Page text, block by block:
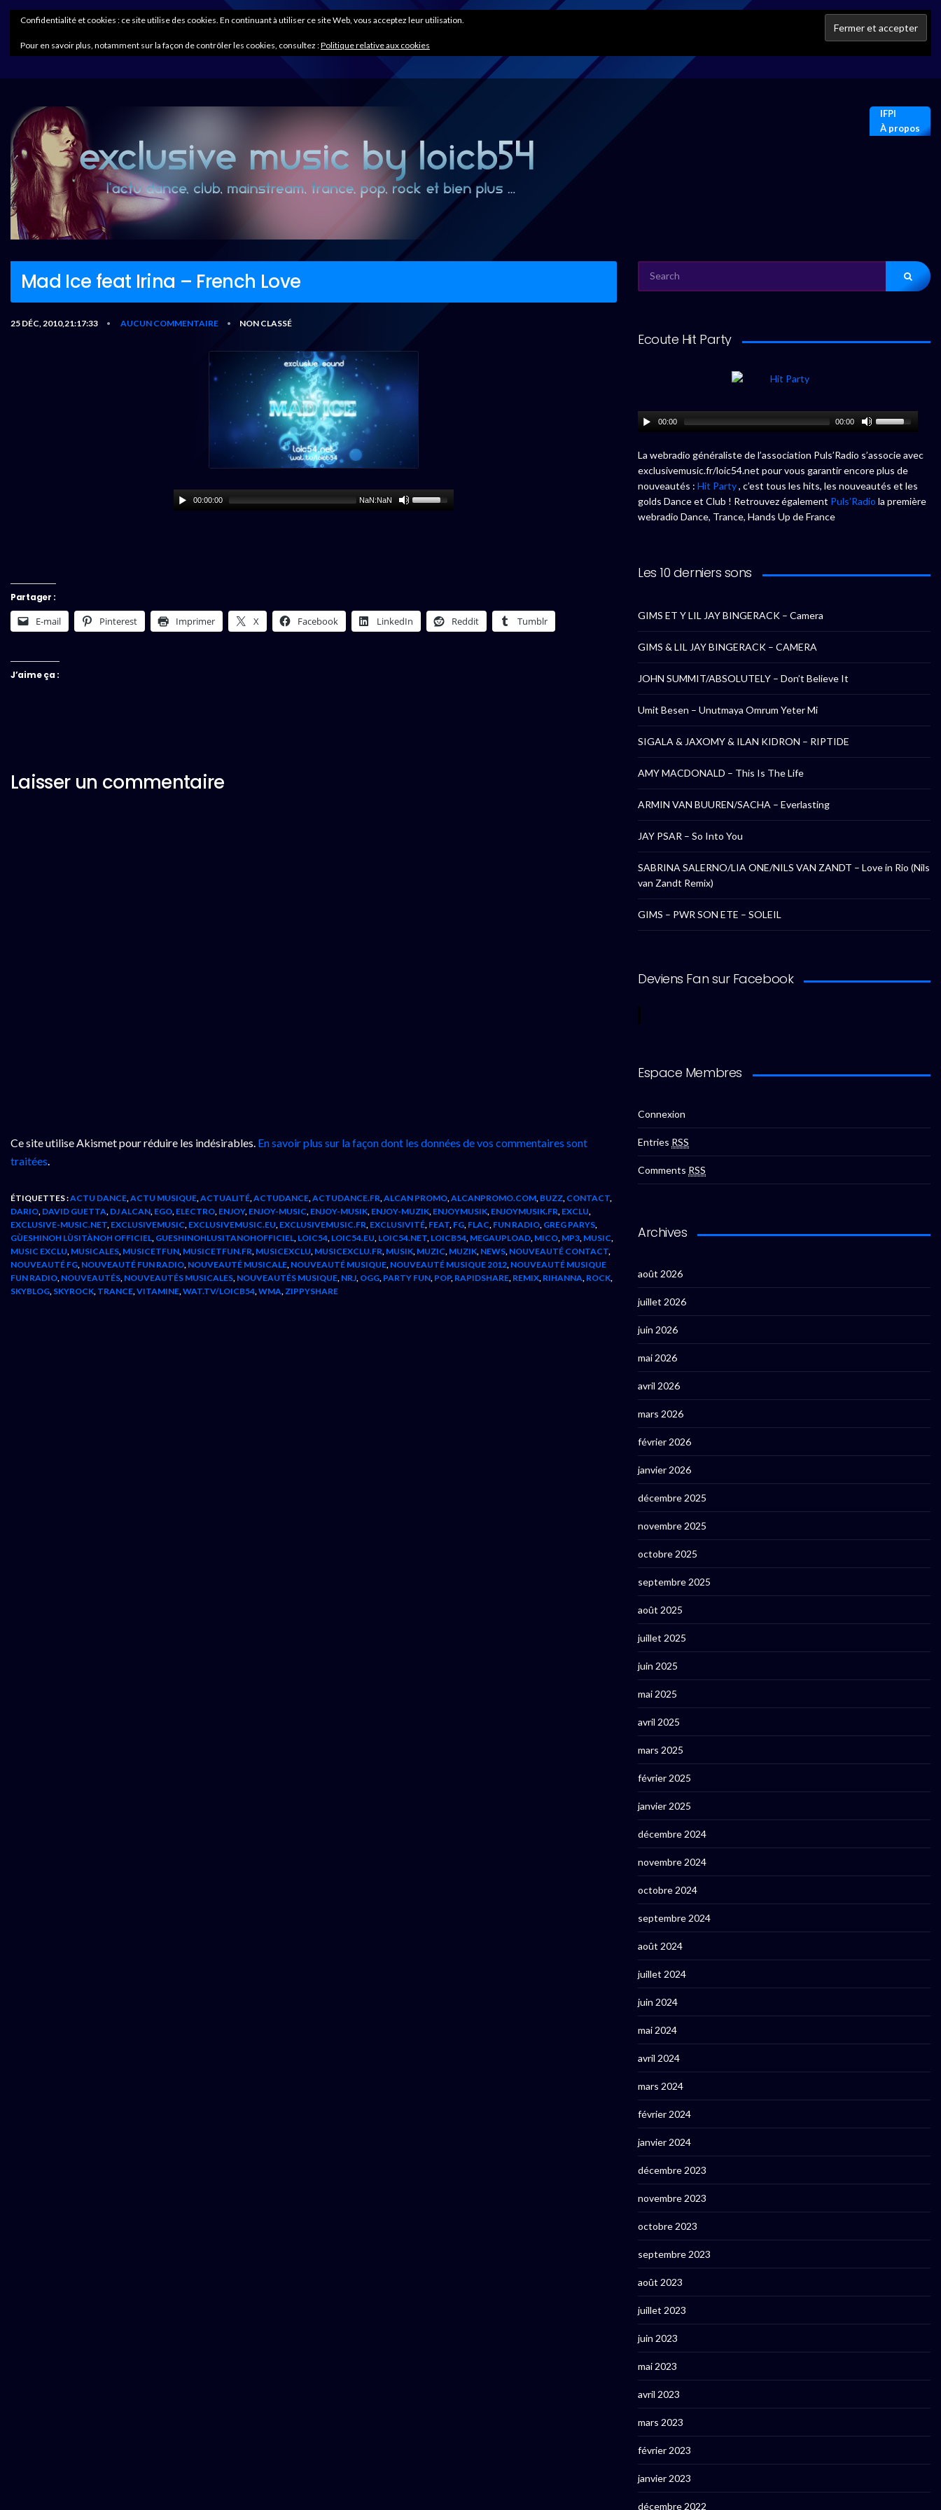
IFPI
À propos
Mad Ice feat Irina – French Love
25 DÉC, 2010,21:17:33 • AUCUN COMMENTAIRE • NON CLASSÉ
00:00:00 NaN:NaN
Partager :
E-mail Pinterest Imprimer X Facebook LinkedIn Reddit Tumblr
J’aime ça :
Laisser un commentaire
Ce site utilise Akismet pour réduire les indésirables. En savoir plus sur la façon dont les données de vos commentaires sont
traitées.
ÉTIQUETTES :ACTU DANCE ACTU MUSIQUE ACTUALITÉ ACTUDANCE ACTUDANCE.FR ALCAN PROMO ALCANPROMO.COM BUZZ CONTACT
DARIO DAVID GUETTA DJ ALCAN EGO ELECTRO ENJOY, ENJOY-MUSIC ENJOY-MUSIK ENJOY-MUZIK ENJOYMUSIK ENJOYMUSIK.FR EXCLU
EXCLUSIVE-MUSIC.NET EXCLUSIVEMUSIC EXCLUSIVEMUSIC.EU EXCLUSIVEMUSIC.FR EXCLUSIVITÉ FEAT FG FLAC FUN RADIO GREG PARYS
GÙESHINOH LÙSITÀNOH OFFICIEL GUESHINOHLUSITANOHOFFICIEL LOIC54 LOIC54.EU LOIC54.NET LOICB54 MEGAUPLOAD MICO MP3 MUSIC
MUSIC EXCLU MUSICALES MUSICETFUN MUSICETFUN.FR MUSICEXCLU MUSICEXCLU.FR MUSIK MUZIC MUZIK NEWS NOUVEAUTÉ CONTACT
NOUVEAUTÉ FG NOUVEAUTÉ FUN RADIO NOUVEAUTÉ MUSICALE NOUVEAUTÉ MUSIQUE NOUVEAUTÉ MUSIQUE 2012 NOUVEAUTÉ MUSIQUE
FUN RADIO NOUVEAUTÉS NOUVEAUTÉS MUSICALES NOUVEAUTÉS MUSIQUE NRJ OGG PARTY FUN POP, RAPIDSHARE REMIX RIHANNA ROCK
SKYBLOG SKYROCK TRANCE VITAMINE WAT.TV/LOICB54 WMA ZIPPYSHARE
FOR:
Ecoute Hit Party
00:00 00:00
La webradio généraliste de l’association Puls’Radio s’associe avec
exclusivemusic.fr/loic54.net pour vous garantir encore plus de
nouveautés : Hit Party, c’est tous les hits, les nouveautés et les
golds Dance et Club ! Retrouvez également Puls’Radio la première
webradio Dance, Trance, Hands Up de France
Les 10 derniers sons
GIMS ET Y LIL JAY BINGERACK – Camera
GIMS & LIL JAY BINGERACK – CAMERA
JOHN SUMMIT/ABSOLUTELY – Don’t Believe It
Umit Besen – Unutmaya Omrum Yeter Mi
SIGALA & JAXOMY & ILAN KIDRON – RIPTIDE
AMY MACDONALD – This Is The Life
ARMIN VAN BUUREN/SACHA – Everlasting
JAY PSAR – So Into You
SABRINA SALERNO/LIA ONE/NILS VAN ZANDT – Love in Rio (Nils
van Zandt Remix)
GIMS – PWR SON ETE – SOLEIL
Deviens Fan sur Facebook
Espace Membres
Connexion
Entries RSS
Comments RSS
Archives
août 2026
juillet 2026
juin 2026
mai 2026
avril 2026
mars 2026
février 2026
janvier 2026
décembre 2025
novembre 2025
octobre 2025
septembre 2025
août 2025
juillet 2025
juin 2025
mai 2025
avril 2025
mars 2025
février 2025
janvier 2025
décembre 2024
novembre 2024
octobre 2024
septembre 2024
août 2024
juillet 2024
juin 2024
mai 2024
avril 2024
mars 2024
février 2024
janvier 2024
décembre 2023
novembre 2023
octobre 2023
septembre 2023
août 2023
juillet 2023
juin 2023
mai 2023
avril 2023
mars 2023
février 2023
janvier 2023
décembre 2022
Confidentialité et cookies : ce site utilise des cookies. En continuant à utiliser ce site Web, vous acceptez leur utilisation.
Pour en savoir plus, notamment sur la façon de contrôler les cookies, consultez :Politique relative aux cookies